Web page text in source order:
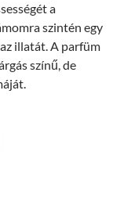
a
szintén egy
illatát. A parfüm
színű, de